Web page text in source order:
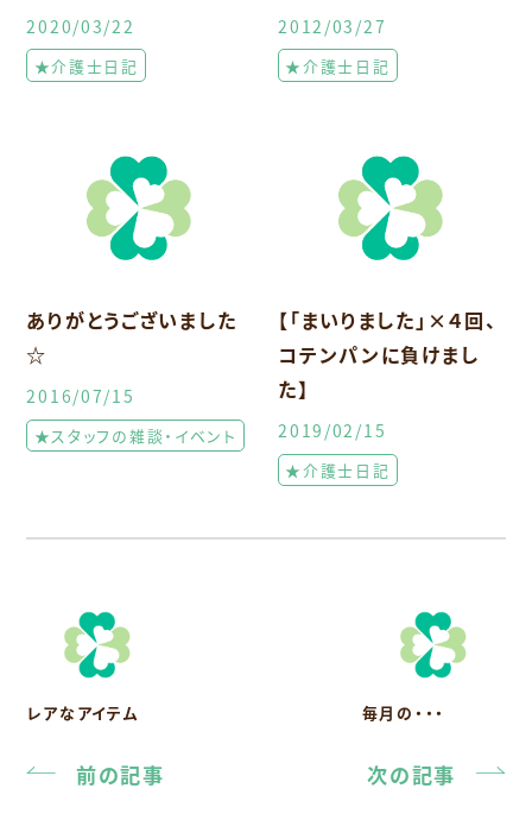
2020/03/22
★介護士日記
2012/03/27
★介護士日記
ありがとうございました
☆
2016/07/15
★スタッフの雑談・イベント
【「まいりました」×４回、
コテンパンに負けまし
た】
2019/02/15
★介護士日記
レアなアイテム
前の記事
毎月の・・・
次の記事